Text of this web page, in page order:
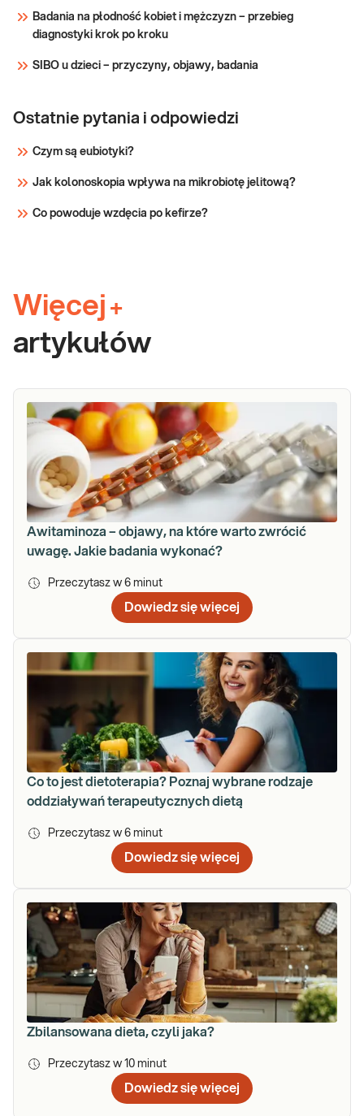
Badania na płodność kobiet i mężczyzn – przebieg
diagnostyki krok po kroku
SIBO u dzieci – przyczyny, objawy, badania
Ostatnie pytania i odpowiedzi
Czym są eubiotyki?
Jak kolonoskopia wpływa na mikrobiotę jelitową?
Co powoduje wzdęcia po kefirze?
Więcej +
artykułów
Awitaminoza – objawy, na które warto zwrócić
uwagę. Jakie badania wykonać?
Przeczytasz w 6 minut
Dowiedz się więcej
Co to jest dietoterapia? Poznaj wybrane rodzaje
oddziaływań terapeutycznych dietą
Przeczytasz w 6 minut
Dowiedz się więcej
Zbilansowana dieta, czyli jaka?
Przeczytasz w 10 minut
Dowiedz się więcej